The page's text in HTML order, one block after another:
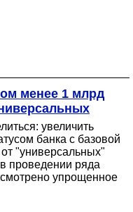
менее 1 млрд
увеличить
банка с базовой
"универсальных"
проведении ряда
упрощенное